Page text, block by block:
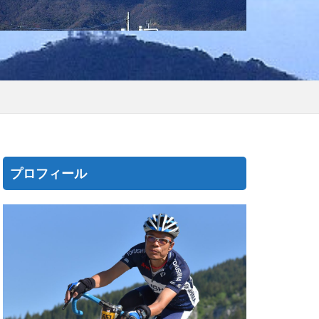
プロフィール